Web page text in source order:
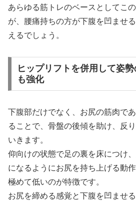
あらゆる筋トレのベースとしてこ
が、腰痛持ちの方が下腹を凹ませ
えるでしょう。
ヒップリフトを併用して姿
も強化
下腹部だけでなく、お尻の筋肉で
ることで、骨盤の後傾を助け、反
いきます。
仰向けの状態で足の裏を床につけ
になるようにお尻を持ち上げる動
極めて低いのが特徴です。
お尻を締める感覚と下腹を凹ませ